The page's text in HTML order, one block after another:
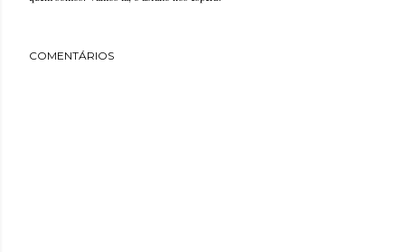
COMENTÁRIOS